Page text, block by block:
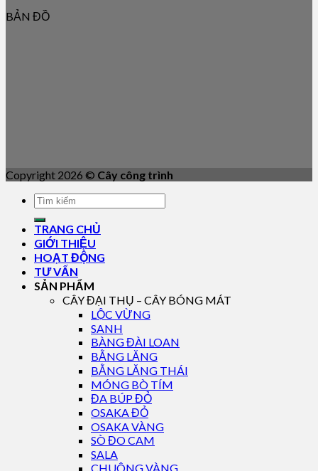
BẢN ĐỒ
Copyright 2026 © Cây công trình
TRANG CHỦ
GIỚI THIỆU
HOẠT ĐỘNG
TƯ VẤN
SẢN PHẨM
CÂY ĐẠI THỤ – CÂY BÓNG MÁT
LỘC VỪNG
SANH
BÀNG ĐÀI LOAN
BẰNG LĂNG
BẰNG LĂNG THÁI
MÓNG BÒ TÍM
ĐA BÚP ĐỎ
OSAKA ĐỎ
OSAKA VÀNG
SÒ ĐO CAM
SALA
CHUÔNG VÀNG